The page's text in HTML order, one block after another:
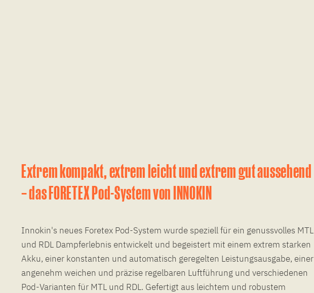
Extrem kompakt, extrem leicht und extrem gut aussehend
– das FORETEX Pod-System von INNOKIN
Innokin's neues Foretex Pod-System wurde speziell für ein genussvolles MTL
und RDL Dampferlebnis entwickelt und begeistert mit einem extrem starken
Akku, einer konstanten und automatisch geregelten Leistungsausgabe, einer
angenehm weichen und präzise regelbaren Luftführung und verschiedenen
Pod-Varianten für MTL und RDL. Gefertigt aus leichtem und robustem